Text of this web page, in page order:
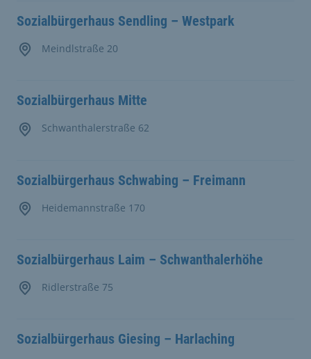
Sozialbürgerhaus Sendling – Westpark
Meindlstraße 20
Sozialbürgerhaus Mitte
Schwanthalerstraße 62
Sozialbürgerhaus Schwabing – Freimann
Heidemannstraße 170
Sozialbürgerhaus Laim – Schwanthalerhöhe
Ridlerstraße 75
Sozialbürgerhaus Giesing – Harlaching